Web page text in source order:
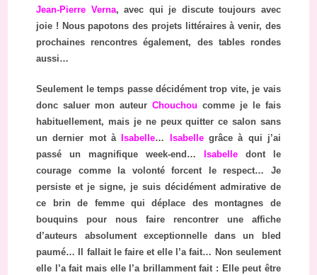
Jean-Pierre Verna, avec qui je discute toujours avec
joie ! Nous papotons des projets littéraires à venir, des
prochaines rencontres également, des tables rondes
aussi…
Seulement le temps passe décidément trop vite, je vais
donc saluer mon auteur Chouchou comme je le fais
habituellement, mais je ne peux quitter ce salon sans
un dernier mot à
Isabelle… Isabellegrâce à qui j’ai
passé un magnifique week-end…
Isabelledont le
courage comme la volonté forcent le respect… Je
persiste et je signe, je suis décidément admirative de
ce brin de femme qui déplace des montagnes de
bouquins pour nous faire rencontrer une affiche
d’auteurs absolument exceptionnelle dans un bled
paumé… Il fallait le faire et elle l’a fait… Non seulement
elle l’a fait mais elle l’a brillamment fait : Elle peut être